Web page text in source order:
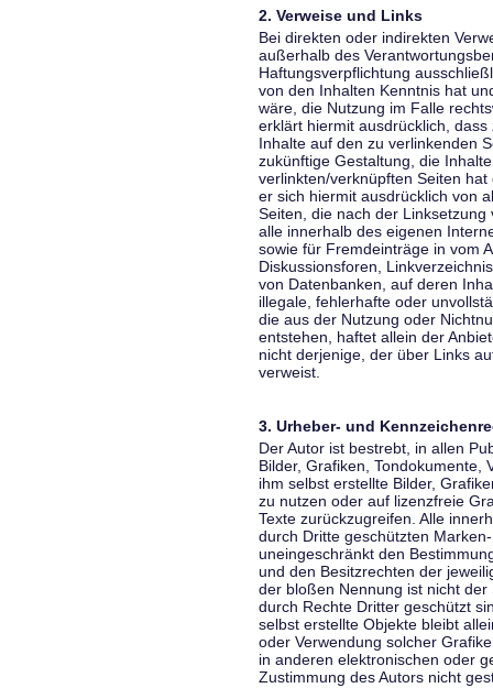
2. Verweise und Links
Bei direkten oder indirekten
außerhalb des
Haftungsverpflichtung
von den Inhalten Kenntnis hat
wäre, die Nutzung im Falle
erklärt hiermit ausdrücklich,
Inhalte auf den zu verlinkenden
zukünftige Gestaltung, die
verlinkten/verknüpften Seiten
er sich hiermit ausdrücklich von
Seiten, die nach der
alle innerhalb des eigenen
sowie für Fremdeinträge in vom
Diskussionsforen,
von Datenbanken, auf deren
illegale, fehlerhafte oder
die aus der Nutzung oder
entstehen, haftet allein der
nicht derjenige, der über Links
verweist.
3. Urheber- und
Der Autor ist bestrebt, in allen
Bilder, Grafiken, Tondokumente,
ihm selbst erstellte Bilder,
zu nutzen oder auf lizenzfreie
Texte zurückzugreifen. Alle
durch Dritte geschützten
uneingeschränkt den
und den Besitzrechten der
der bloßen Nennung ist nicht
durch Rechte Dritter geschützt
selbst erstellte Objekte bleibt
oder Verwendung solcher
in anderen elektronischen oder
Zustimmung des Autors nicht